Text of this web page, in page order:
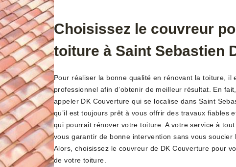
Choisissez le couvreur
toiture à Saint Sebastien
Pour réaliser la bonne qualité en rénovant la toiture, il
professionnel afin d’obtenir de meilleur résultat. En
appeler DK Couverture qui se localise dans Saint
qu’il est toujours prêt à vous offrir des travaux fiables
qui pourrait rénover votre toiture. A votre service à
vous garantir de bonne intervention sans vous soucier
Alors, choisissez le couvreur de DK Couverture pour
de votre toiture.